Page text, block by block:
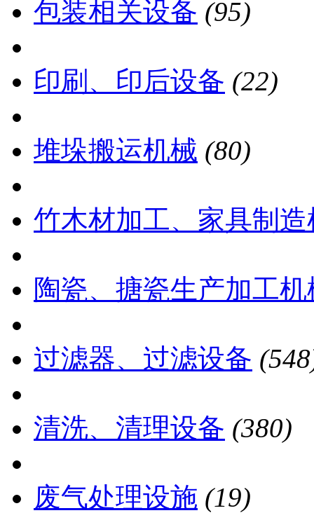
包装相关设备 (95)
印刷、印后设备 (22)
堆垛搬运机械 (80)
竹木材加工、家具制造
陶瓷、搪瓷生产加工机
过滤器、过滤设备
清洗、清理设备 (380)
废气处理设施 (19)